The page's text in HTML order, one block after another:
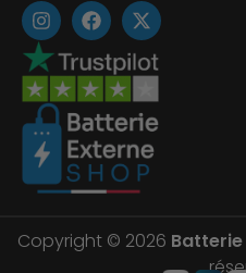
Copyright © 2026 Batterie